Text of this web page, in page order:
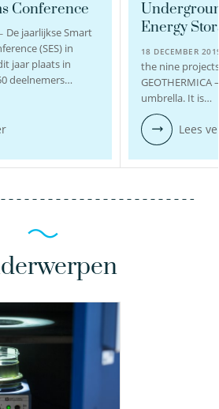
profiel
Conference
De jaarlijkse Smart
(SES) in
jaar plaats in
deelnemers…
Energy
18 DECEMBER
the nine
GEOTHERMICA
umbrella. It is…
Lees